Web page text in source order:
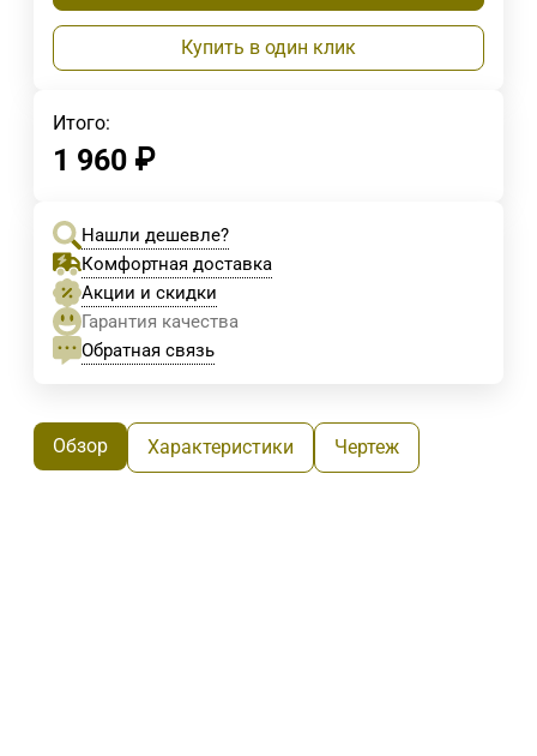
Купить в один клик
Итого:
1 960 ₽
Нашли дешевле?
Комфортная доставка
Акции и скидки
Гарантия качества
Обратная связь
Обзор Характеристики Чертеж